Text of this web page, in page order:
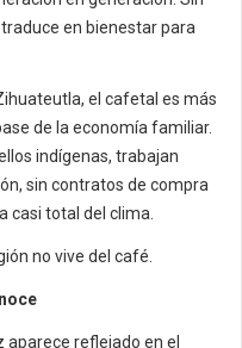
en bienestar para
el cafetal es más
de la economía familiar.
indígenas, trabajan
sin contratos de compra
casi total del clima.
no vive del café.
reflejado en el